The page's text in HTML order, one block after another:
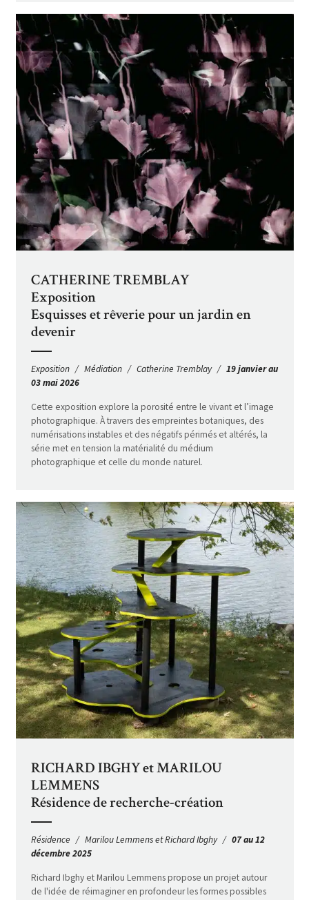
CATHERINE TREMBLAY
Exposition
Esquisses et rêverie pour un jardin en
devenir
Exposition Médiation Catherine Tremblay
19 janvier au
03 mai 2026
Cette exposition explore la porosité entre le vivant et l’image
photographique. À travers des empreintes botaniques, des
numérisations instables et des négatifs périmés et altérés, la
série met en tension la matérialité du médium
photographique et celle du monde naturel.
RICHARD IBGHY et MARILOU
LEMMENS
Résidence de recherche-création
Résidence Marilou Lemmens et Richard Ibghy
07 au 12
décembre 2025
Richard Ibghy et Marilou Lemmens propose un projet autour
de l'idée de réimaginer en profondeur les formes possibles